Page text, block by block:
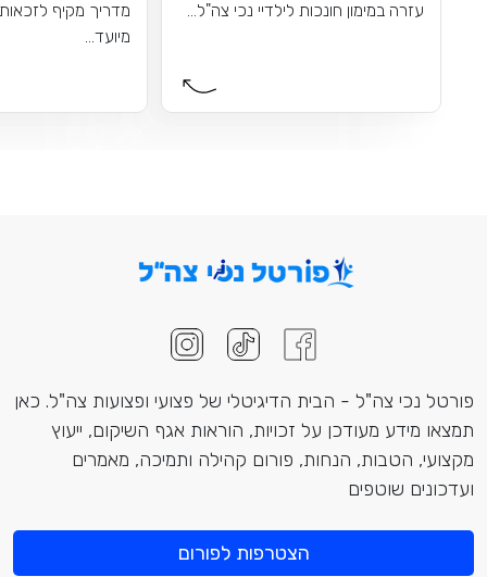
עזרה במימון חונכות לילדיי נכי צה"ל...
מדריך מקיף
מיועד...
פורטל נכי צה"ל - הבית הדיגיטלי של פצועי ופצועות צה"ל. כאן
תמצאו מידע מעודכן על זכויות, הוראות אגף השיקום, ייעוץ
מקצועי, הטבות, הנחות, פורום קהילה ותמיכה, מאמרים
ועדכונים שוטפים
הצטרפות לפורום